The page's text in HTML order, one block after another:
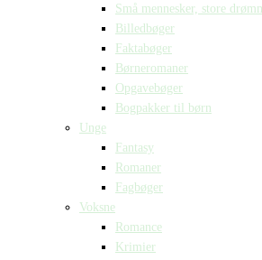
Små mennesker, store
Billedbøger
Faktabøger
Børneromaner
Opgavebøger
Bogpakker til børn
Unge
Fantasy
Romaner
Fagbøger
Voksne
Romance
Krimier